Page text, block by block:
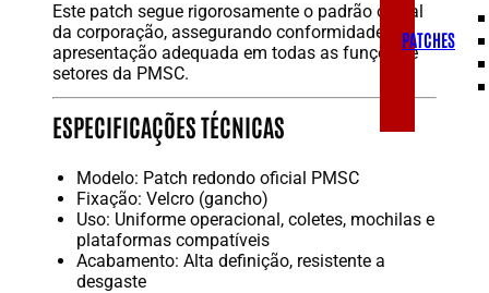
PATCHES
Este patch segue rigorosamente o padrão oficial
da corporação, assegurando conformidade e
apresentação adequada em todas as funções e
setores da PMSC.
ESPECIFICAÇÕES TÉCNICAS
Modelo: Patch redondo oficial PMSC
Fixação: Velcro (gancho)
Uso: Uniforme operacional, coletes, mochilas e
plataformas compatíveis
Acabamento: Alta definição, resistente a
desgaste